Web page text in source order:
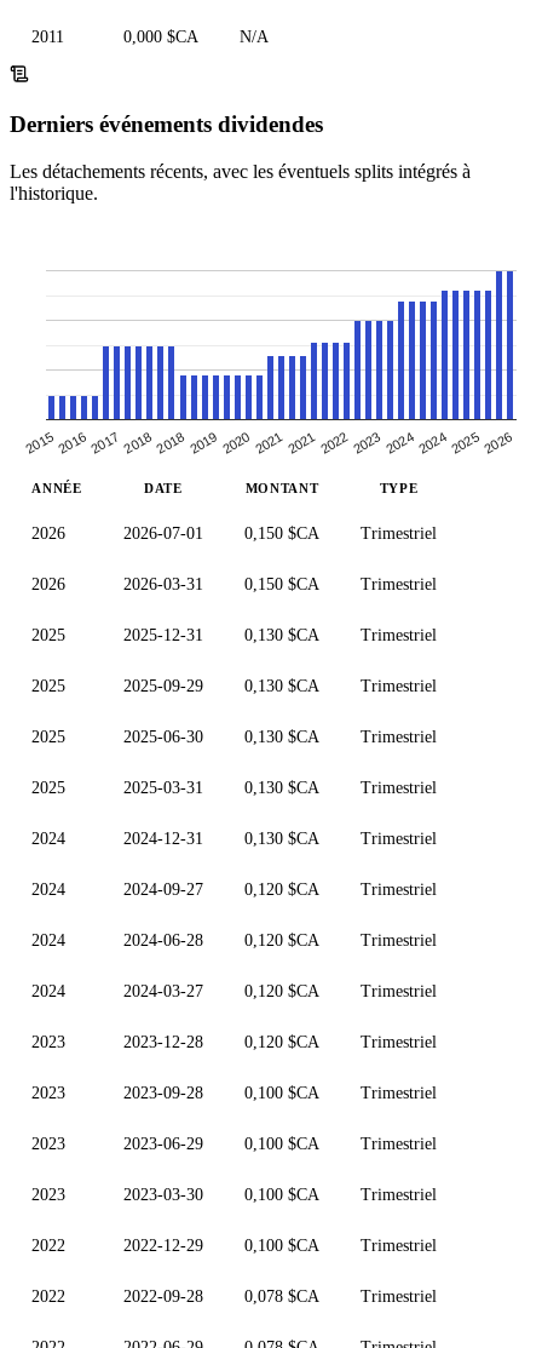
2011 0,000 $CA N/A
Derniers événements dividendes
Les détachements récents, avec les éventuels splits intégrés à
l'historique.
201520162017 201820182019 2020 20212021202220232024202420252026
ANNÉE DATE MONTANT TYPE
2026 2026-07-01 0,150 $CA Trimestriel
2026 2026-03-31 0,150 $CA Trimestriel
2025 2025-12-31 0,130 $CA Trimestriel
2025 2025-09-29 0,130 $CA Trimestriel
2025 2025-06-30 0,130 $CA Trimestriel
2025 2025-03-31 0,130 $CA Trimestriel
2024 2024-12-31 0,130 $CA Trimestriel
2024 2024-09-27 0,120 $CA Trimestriel
2024 2024-06-28 0,120 $CA Trimestriel
2024 2024-03-27 0,120 $CA Trimestriel
2023 2023-12-28 0,120 $CA Trimestriel
2023 2023-09-28 0,100 $CA Trimestriel
2023 2023-06-29 0,100 $CA Trimestriel
2023 2023-03-30 0,100 $CA Trimestriel
2022 2022-12-29 0,100 $CA Trimestriel
2022 2022-09-28 0,078 $CA Trimestriel